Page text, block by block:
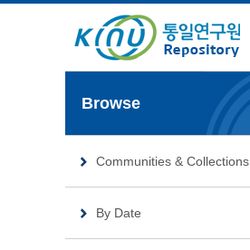
Browse
Communities & Collections
By Date